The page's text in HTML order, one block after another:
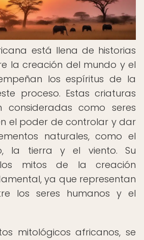
está llena de historias
la creación del mundo y el
los espíritus de la
proceso. Estas criaturas
consideradas como seres
el poder de controlar y dar
naturales, como el
la tierra y el viento. Su
mitos de la creación
ya que representan
los seres humanos y el
mitológicos africanos, se